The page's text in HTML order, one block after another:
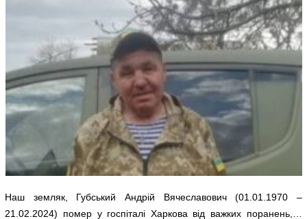
Наш земляк, Губський Андрій Вячеславович (01.01.1970 –
21.02.2024) помер у госпіталі Харкова від важких поранень,…